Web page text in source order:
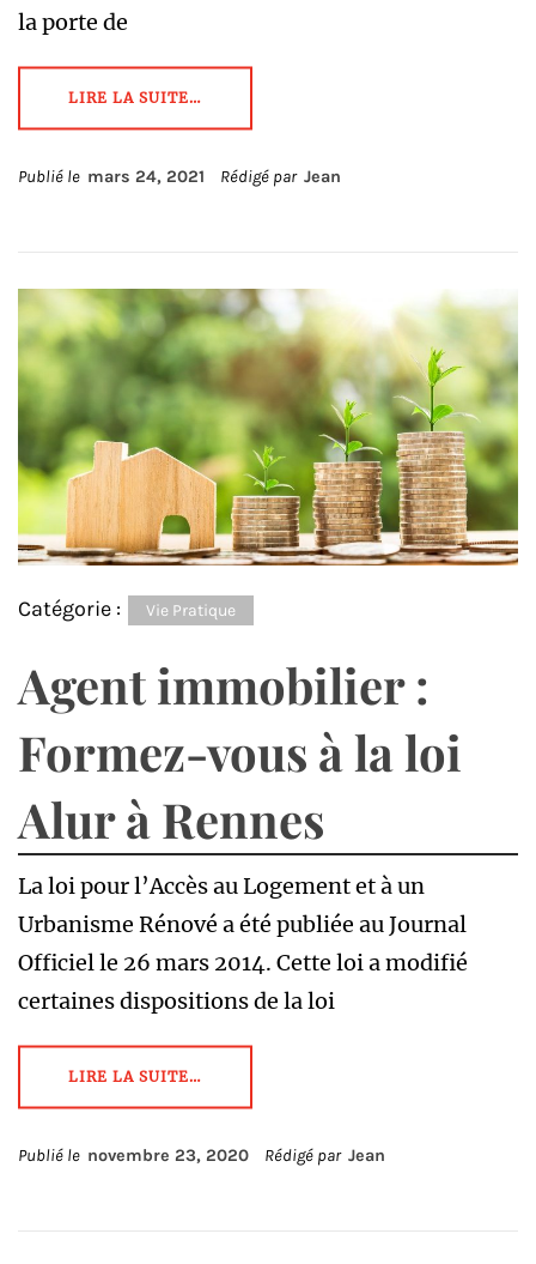
la porte de
LIRE LA SUITE…
Publié le mars 24, 2021 Rédigé par Jean
Catégorie : Vie Pratique
Agent immobilier :
Formez-vous à la loi
Alur à Rennes
La loi pour l’Accès au Logement et à un
Urbanisme Rénové a été publiée au Journal
Officiel le 26 mars 2014. Cette loi a modifié
certaines dispositions de la loi
LIRE LA SUITE…
Publié le novembre 23, 2020 Rédigé par Jean